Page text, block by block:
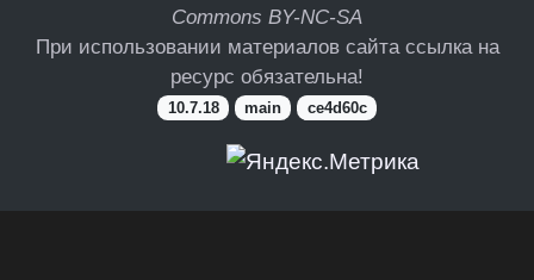
Commons BY-NC-SA
При использовании материалов сайта ссылка на
ресурс обязательна!
10.7.18 main ce4d60c